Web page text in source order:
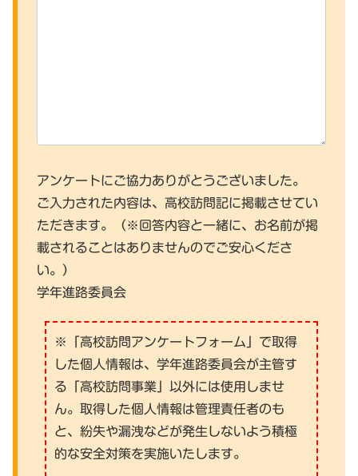
アンケートにご協力ありがとうございました。
ご入力された内容は、高校訪問記に掲載させてい
ただきます。（※回答内容と一緒に、お名前が掲
載されることはありませんのでご安心くださ
い。）
学年進路委員会
※「高校訪問アンケートフォーム」で取得
した個人情報は、学年進路委員会が主管す
る「高校訪問事業」以外には使用しませ
ん。取得した個人情報は管理責任者のも
と、紛失や漏洩などが発生しないよう積極
的な安全対策を実施いたします。